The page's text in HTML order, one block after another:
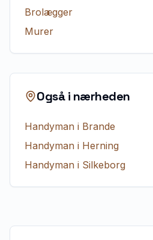
Brolægger
Murer
Også i nærheden
Handyman i Brande
Handyman i Herning
Handyman i Silkeborg